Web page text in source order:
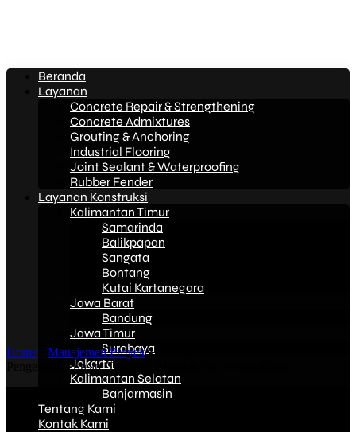
Beranda
Layanan
Concrete Repair & Strengthening
Concrete Admixtures
Grouting & Anchoring
Industrial Flooring
Joint Sealant & Waterproofing
Rubber Fender
Layanan Konstruksi
Kalimantan Timur
Samarinda
Balikpapan
Sangata
Bontang
Kutai Kartanegara
Jawa Barat
Bandung
Jawa Timur
Surabaya
Jakarta
Kalimantan Selatan
Banjarmasin
Tentang Kami
Kontak Kami
Home Manajemen Proyek-
Pengertian, Prinsip, Tahapan, Masalah dan Perbandingan